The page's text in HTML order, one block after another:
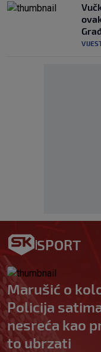
SPORT
Marušić o
Policija
nesreća kao
to ubrzati